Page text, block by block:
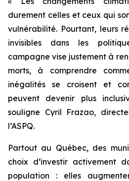
durement celles et ceux qui
vulnérabilité. Pourtant, leurs
invisibles dans les
campagne vise justement à
morts, à comprendre
inégalités se croisent et
peuvent devenir plus
souligne Cyril Frazao,
l’ASPQ.
Partout au Québec, des
choix d’investir activement
population : elles